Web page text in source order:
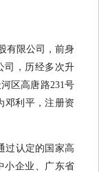
有限公司，前身
司，历经多次升
区高唐路231号
邓利平，注册资
过认定的国家高
小企业、广东省